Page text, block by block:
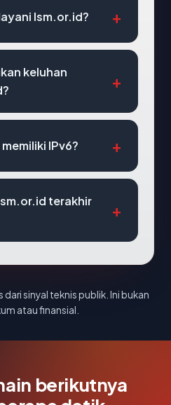
lsm.or.id?
keluhan
IPv6?
terakhir
sinyal teknis publik. Ini bukan
atau finansial.
berikutnya